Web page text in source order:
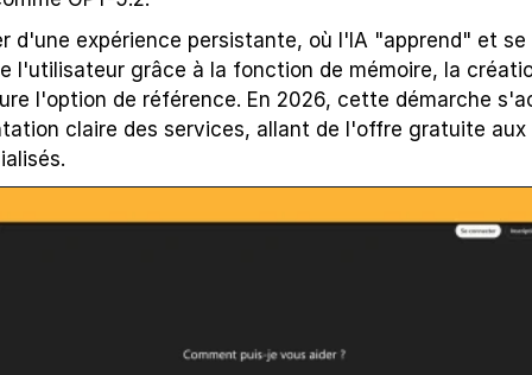
d'une expérience persistante, où l'IA "apprend" et
l'utilisateur grâce à la fonction de mémoire, la
l'option de référence. En 2026, cette démarche
claire des services, allant de l'offre gratuite aux